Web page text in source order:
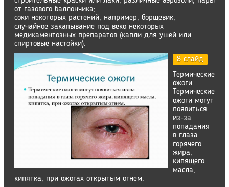
от газового баллончика;
соки некоторых растений, например, борщевик;
случайное закапывание под веко некоторых
медикаментозных препаратов (капли для ушей или
спиртовые настойки).
8 слайд
Термические
ожоги
Термические
ожоги могут
появиться
из-за
попадания
в глаза
горячего
жира,
кипящего
масла,
кипятка, при ожогах открытым огнем.